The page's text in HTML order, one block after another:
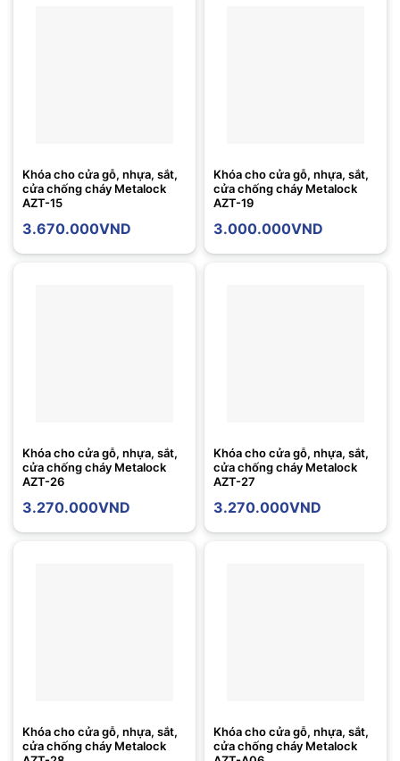
Khóa cho cửa gỗ, nhựa, sắt,
cửa chống cháy Metalock
AZT-15
3.670.000VND
Khóa cho cửa gỗ, nhựa, sắt,
cửa chống cháy Metalock
AZT-19
3.000.000VND
Khóa cho cửa gỗ, nhựa, sắt,
cửa chống cháy Metalock
AZT-26
3.270.000VND
Khóa cho cửa gỗ, nhựa, sắt,
cửa chống cháy Metalock
AZT-27
3.270.000VND
Khóa cho cửa gỗ, nhựa, sắt,
cửa chống cháy Metalock
Khóa cho cửa gỗ, nhựa, sắt,
cửa chống cháy Metalock